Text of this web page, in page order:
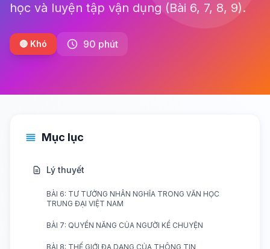
học và luyện tập vận dụng (Bài 6, 7, 8, 9).
🔴 Khó 90 phút
Mục lục
Lý thuyết
BÀI 6: TƯ TƯỞNG NHÂN NGHĨA TRONG VĂN HỌC
TRUNG ĐẠI VIỆT NAM
BÀI 7: QUYỀN NĂNG CỦA NGƯỜI KỂ CHUYỆN
BÀI 8: THẾ GIỚI ĐA DẠNG CỦA THÔNG TIN